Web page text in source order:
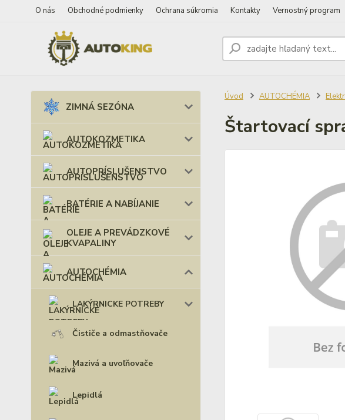
O nás Obchodné podmienky Ochrana súkromia Kontakty Vernostný program
ZIMNÁ SEZÓNA
AUTOKOZMETIKA
AUTOPRÍSLUŠENSTVO
BATÉRIE A NABÍJANIE
OLEJE A PREVÁDZKOVÉ
KVAPALINY
AUTOCHÉMIA
LAKÝRNICKE POTREBY
Čističe a odmastňovače
Mazivá a uvoľňovače
Lepidlá
Úvod AUTOCHÉMIA
Štartovací